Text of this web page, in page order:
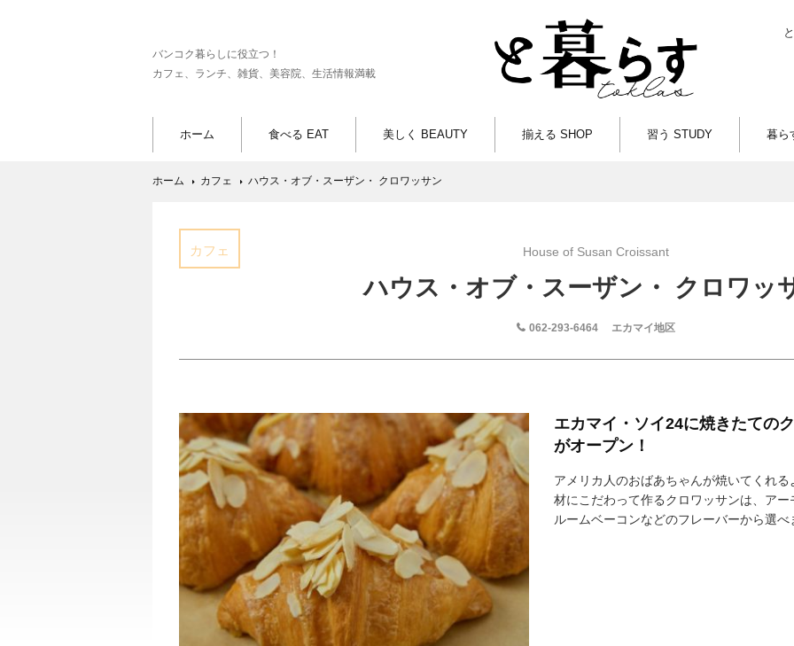
バンコク暮らしに役立つ！
カフェ、ランチ、雑貨、美容院、生活情報満載
ホーム 食べる EAT 美しく BEAUTY 揃える SHOP 習う STUDY 暮ら
ホーム カフェ ハウス・オブ・スーザン・ クロワッサン
カフェ House of Susan Croissant
ハウス・オブ・スーザン・ クロワッ
062-293-6464 エカマイ地区
エカマイ・ソイ24に焼きたての
がオープン！
アメリカ人のおばあちゃんが焼いてくれ
材にこだわって作るクロワッサンは、ア
ルームベーコンなどのフレーバーから選べ